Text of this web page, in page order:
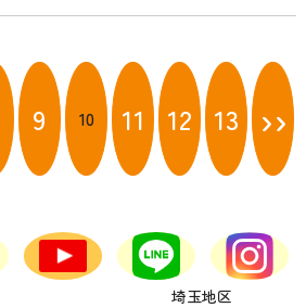
9 10 11 12 13 ››
埼玉地区